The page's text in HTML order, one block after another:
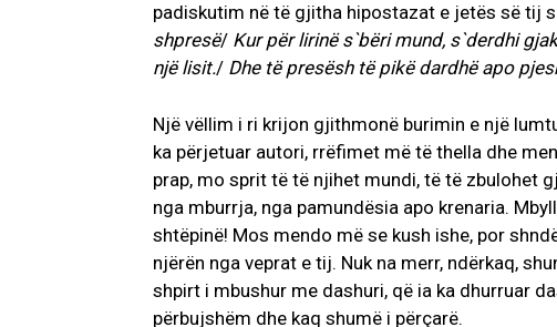
padiskutim në të gjitha hipostazat e jetës së tij
shpresë/ Kur për lirinë s`bëri mund, s`derdhi
një lisit./ Dhe të presësh të pikë dardhë apo
Një vëllim i ri krijon gjithmonë burimin e një
ka përjetuar autori, rrëfimet më të thella dhe
prap, mo sprit të të njihet mundi, të të zbulohet
nga mburrja, nga pamundësia apo krenaria.
shtëpinë! Mos mendo më se kush ishe, por
njërën nga veprat e tij. Nuk na merr, ndërkaq,
shpirt i mbushur me dashuri, që ia ka dhurruar
përbujshëm dhe kaq shumë i përçarë.